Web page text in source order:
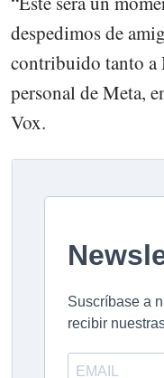
despedimos de
contribuido tanto a
personal de Meta,
Vox.